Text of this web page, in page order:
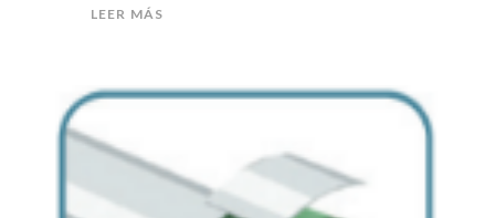
LEER MÁS